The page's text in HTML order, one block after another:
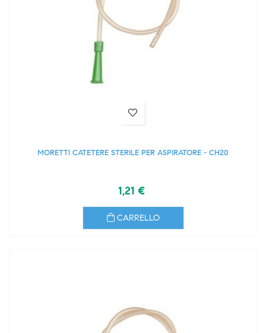
MORETTI CATETERE STERILE PER ASPIRATORE - CH20
1,21 €
CARRELLO